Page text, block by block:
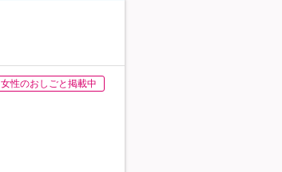
女性のおしごと掲載中